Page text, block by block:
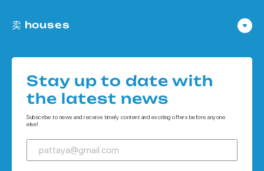
公寓 在
公寓 在 普吉岛
卖 houses
Houses 在 象岛
Stay up to date with
the latest news
Subscribe to news and receive timely content and exciting offers before anyone
else!